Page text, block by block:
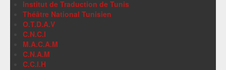
Institut de Traduction de Tunis
Théâtre National Tunisien
O.T.D.A.V
C.N.C.I
M.A.C.A.M
C.N.A.M
C.C.I.H